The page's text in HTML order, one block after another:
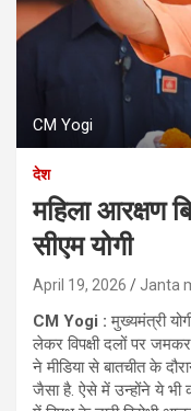
CM Yogi
देश
महिला आरक्षण
सीएम योगी
April 19, 2026 Janta
CM Yogi :मुख्यमंत्री
लेकर विपक्षी दलों पर
ने मीडिया से बातचीत के
जैसा है. ऐसे में उन्‍होंने ये